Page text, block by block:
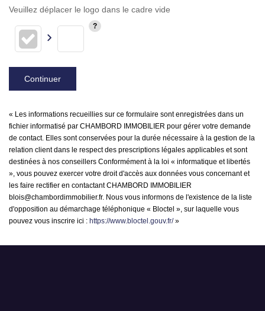
Veuillez déplacer le logo dans le cadre vide
Continuer
« Les informations recueillies sur ce formulaire sont enregistrées dans un
fichier informatisé par CHAMBORD IMMOBILIER pour gérer votre demande
de contact. Elles sont conservées pour la durée nécessaire à la gestion de la
relation client dans le respect des prescriptions légales applicables et sont
destinées à nos conseillers Conformément à la loi « informatique et libertés
», vous pouvez exercer votre droit d'accès aux données vous concernant et
les faire rectifier en contactant CHAMBORD IMMOBILIER
blois@chambordimmobilier.fr. Nous vous informons de l'existence de la liste
d'opposition au démarchage téléphonique « Bloctel », sur laquelle vous
pouvez vous inscrire ici : https://www.bloctel.gouv.fr/»